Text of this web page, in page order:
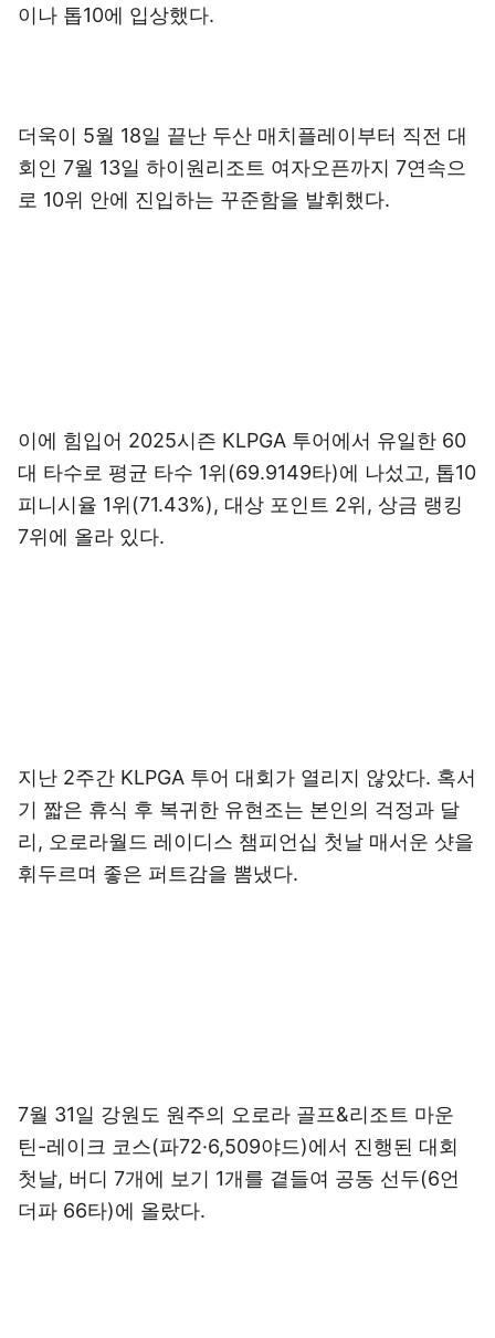
이나 톱10에 입상했다.
더욱이 5월 18일 끝난 두산 매치플레이부터 직전 대
회인 7월 13일 하이원리조트 여자오픈까지 7연속으
로 10위 안에 진입하는 꾸준함을 발휘했다.
이에 힘입어 2025시즌 KLPGA 투어에서 유일한 60
대 타수로 평균 타수 1위(69.9149타)에 나섰고, 톱10
피니시율 1위(71.43%), 대상 포인트 2위, 상금 랭킹
7위에 올라 있다.
지난 2주간 KLPGA 투어 대회가 열리지 않았다. 혹서
기 짧은 휴식 후 복귀한 유현조는 본인의 걱정과 달
리, 오로라월드 레이디스 챔피언십 첫날 매서운 샷을
휘두르며 좋은 퍼트감을 뽐냈다.
7월 31일 강원도 원주의 오로라 골프&리조트 마운
틴-레이크 코스(파72·6,509야드)에서 진행된 대회
첫날, 버디 7개에 보기 1개를 곁들여 공동 선두(6언
더파 66타)에 올랐다.